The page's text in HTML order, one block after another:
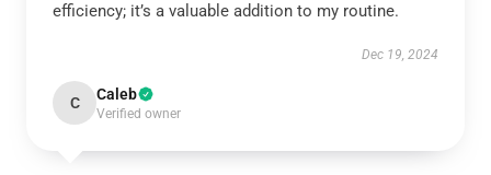
efficiency; it’s a valuable addition to my routine.
Dec 19, 2024
C Caleb
Verified owner